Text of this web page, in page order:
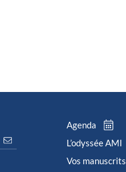
Agenda
L’odyssée AMI
Vos manuscrits